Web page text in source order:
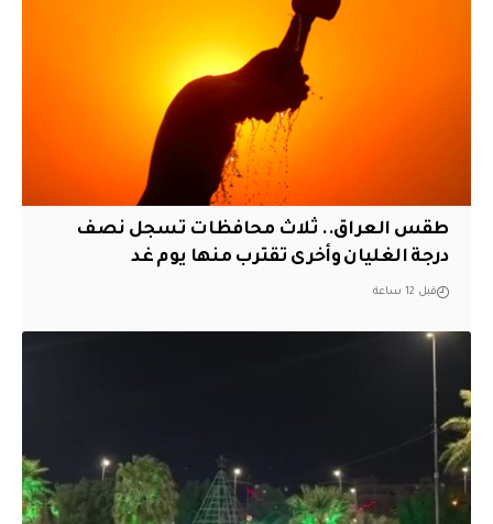
طقس العراق.. ثلاث محافظات تسجل نصف
درجة الغليان وأخرى تقترب منها يوم غد
قبل 12 ساعة